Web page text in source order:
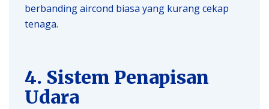
berbanding aircond biasa yang kurang cekap
tenaga.
4. Sistem Penapisan
Udara